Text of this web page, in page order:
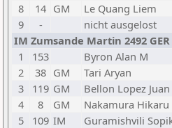
8
14 GM Le Quang Liem
9
- nicht ausgelost
IM Zumsande Martin 2492 GER
1
153 Byron Alan M
2
38 GM Tari Aryan
3
119 GM Bellon Lopez
4
8 GM Nakamura Hikaru
5
109 IM Guramishvili